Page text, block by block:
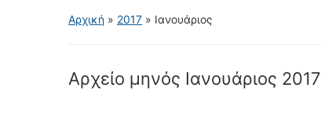
Αρχική » 2017 » Ιανουάριος
Αρχείο μηνός Ιανουάριος 2017